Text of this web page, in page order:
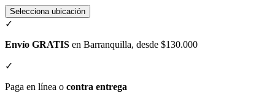
Selecciona ubicación
✓
Envío GRATIS en Barranquilla, desde $130.000
✓
Paga en línea o contra entrega